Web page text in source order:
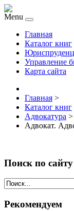
Menu
Главная
Каталог книг
Управление
Карта сайта
Главная >
Каталог книг
Адвокатура >
Адвокат.
Поиск по сайту
Рекомендуем